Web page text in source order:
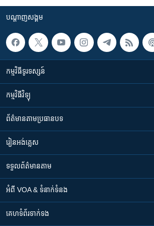
បណ្តាញ​សង្គម
កម្មវិធី​ទូរទស្សន៍
កម្មវិធី​វិទ្យុ
ព័ត៌មាន​តាមប្រធានបទ​
រៀន​​អង់គ្លេស
ទទួល​ព័ត៌មាន​តាម
អំពី​ VOA & ទំនាក់ទំនង
គេហទំព័រ​​ទាក់ទង